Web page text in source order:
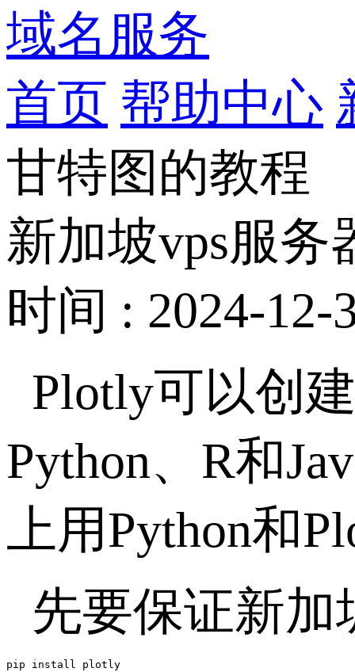
域名服务
首页 帮助中心
甘特图的教程
新加坡vps服
时间 : 2024-12-
Plotly可以创
Python、R和
上用Python和
先要保证新加
pip install plotly